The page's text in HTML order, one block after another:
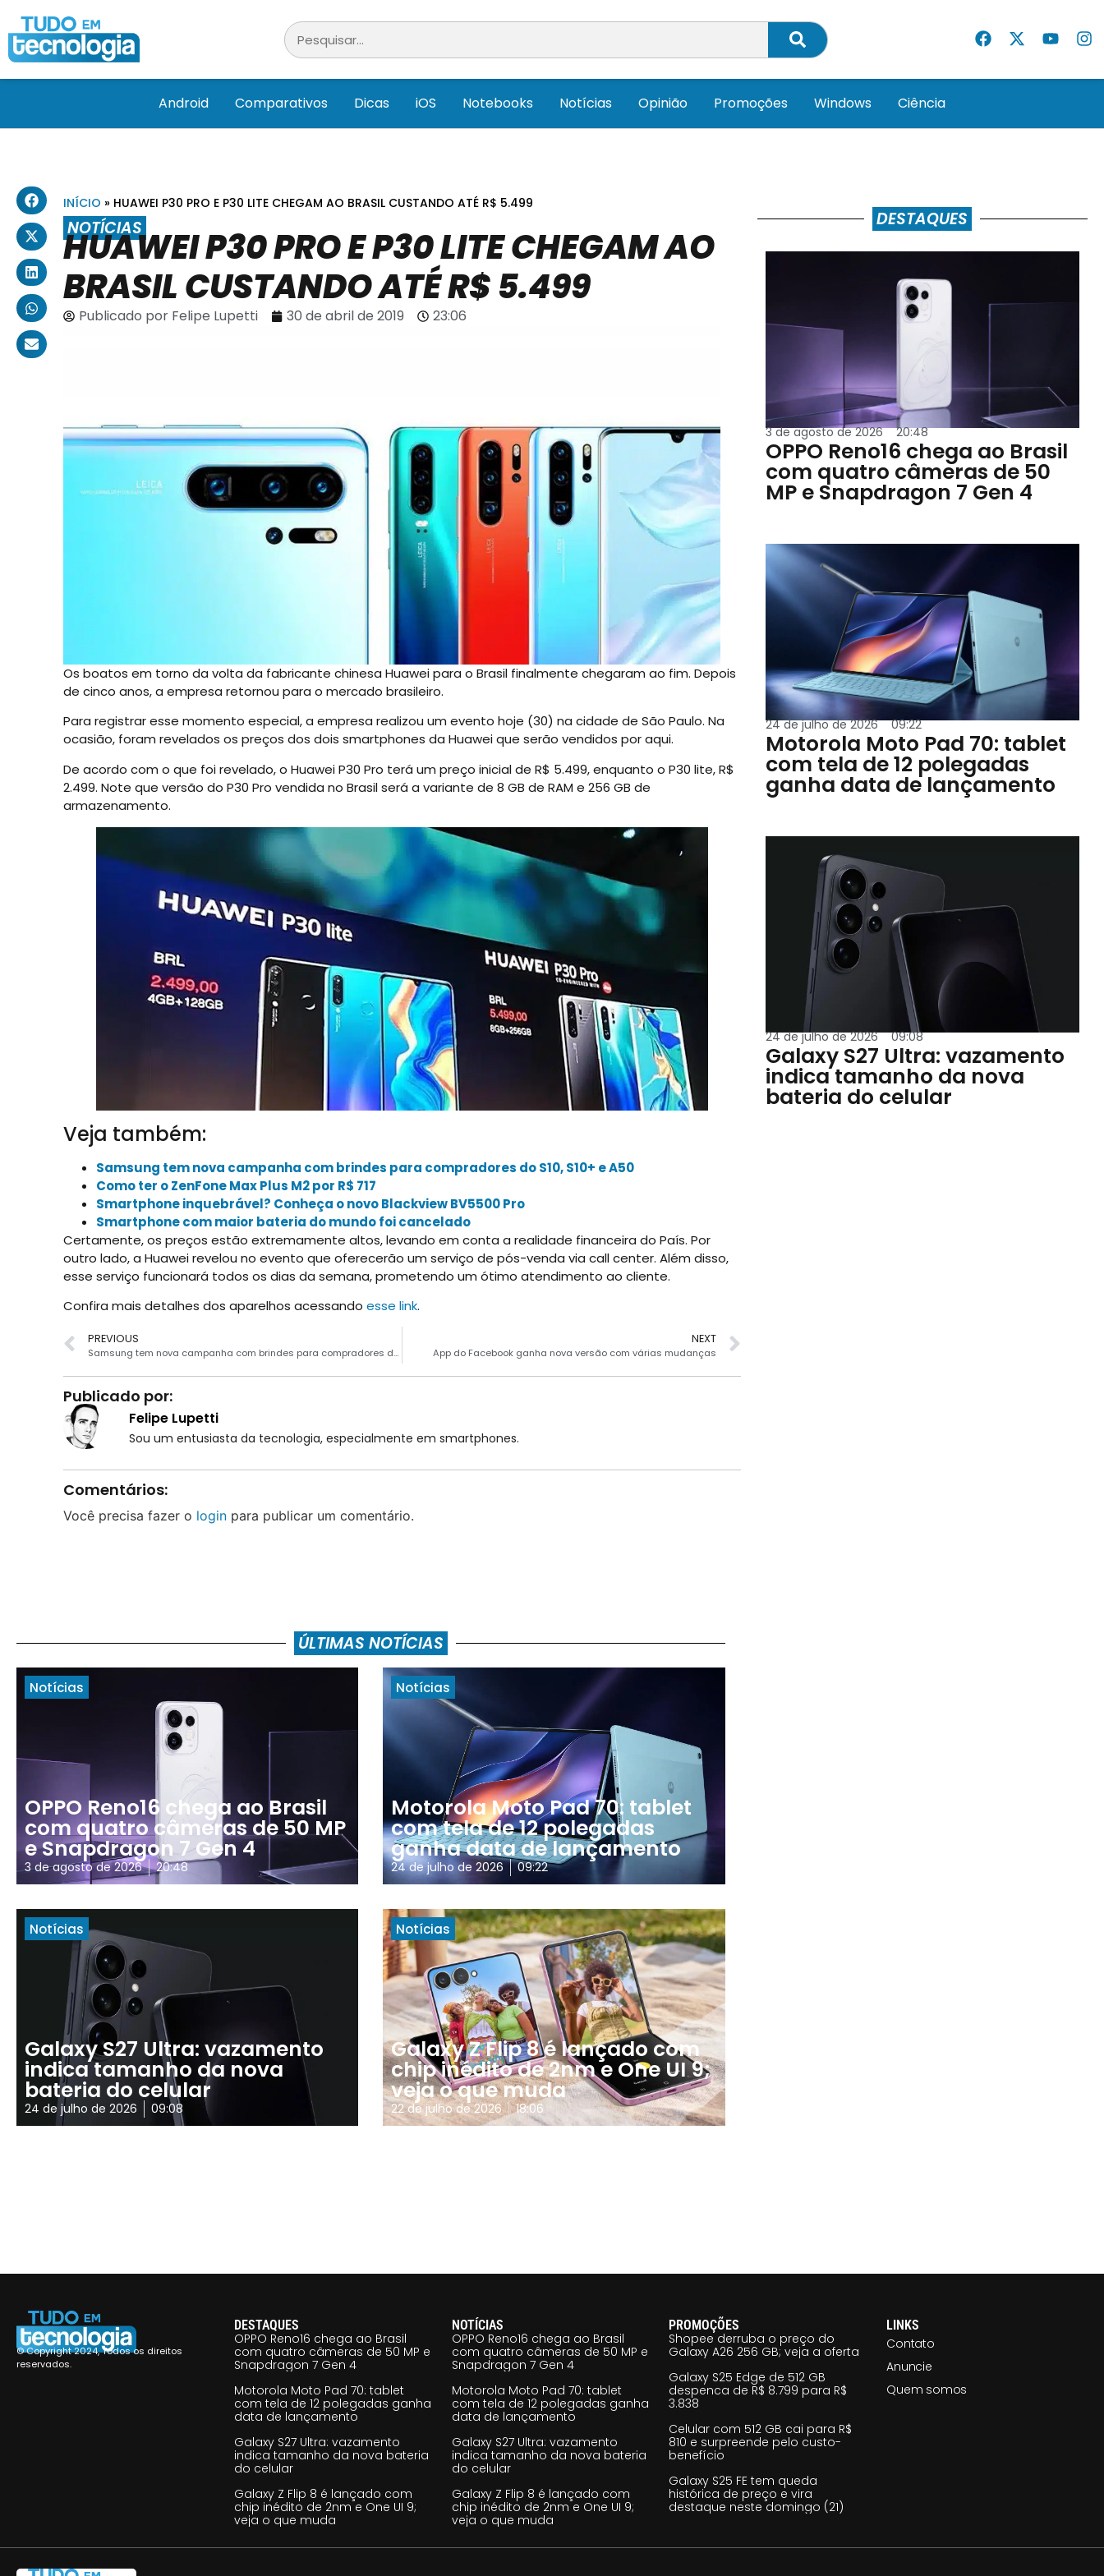
Android Comparativos Dicas iOS Notebooks Notícias Opinião Promoções Windows Ciência
INÍCIO » HUAWEI P30 PRO E P30 LITE CHEGAM AO BRASIL CUSTANDO ATÉ R$ 5.499
NOTÍCIAS
HUAWEI P30 PRO E P30 LITE CHEGAM AO
BRASIL CUSTANDO ATÉ R$ 5.499
Publicado porFelipe Lupetti 30 de abril de 2019 23:06
Os boatos em torno da volta da fabricante chinesa Huawei para o Brasil finalmente chegaram ao fim. Depois
de cinco anos, a empresa retornou para o mercado brasileiro.
Para registrar esse momento especial, a empresa realizou um evento hoje (30) na cidade de São Paulo. Na
ocasião, foram revelados os preços dos dois smartphones da Huawei que serão vendidos por aqui.
De acordo com o que foi revelado, o Huawei P30 Pro terá um preço inicial de R$ 5.499, enquanto o P30 lite, R$
2.499. Note que versão do P30 Pro vendida no Brasil será a variante de 8 GB de RAM e 256 GB de
armazenamento.
Veja também:
Samsung tem nova campanha com brindes para compradores do S10, S10+ e A50
Como ter o ZenFone Max Plus M2 por R$ 717
Smartphone inquebrável? Conheça o novo Blackview BV5500 Pro
Smartphone com maior bateria do mundo foi cancelado
Certamente, os preços estão extremamente altos, levando em conta a realidade financeira do País. Por
outro lado, a Huawei revelou no evento que oferecerão um serviço de pós-venda via call center. Além disso,
esse serviço funcionará todos os dias da semana, prometendo um ótimo atendimento ao cliente.
Confira mais detalhes dos aparelhos acessando esse link.
PREVIOUS
Samsung tem nova campanha com brindes para compradores do S10, S10+ e A50
NEXT
App do Facebook ganha nova versão com várias mudanças
Publicado por:
Felipe Lupetti
Sou um entusiasta da tecnologia, especialmente em smartphones.
Comentários:
Você precisa fazer o loginpara publicar um comentário.
DESTAQUES
3 de agosto de 2026 20:48
OPPO Reno16 chega ao Brasil
com quatro câmeras de 50
MP e Snapdragon 7 Gen 4
24 de julho de 2026 09:22
Motorola Moto Pad 70: tablet
com tela de 12 polegadas
ganha data de lançamento
24 de julho de 2026 09:08
Galaxy S27 Ultra: vazamento
indica tamanho da nova
bateria do celular
ÚLTIMAS NOTÍCIAS
Notícias
OPPO Reno16 chega ao Brasil
com quatro câmeras de 50 MP
e Snapdragon 7 Gen 4
3 de agosto de 2026 20:48
Notícias
Motorola Moto Pad 70: tablet
com tela de 12 polegadas
ganha data de lançamento
24 de julho de 2026 09:22
Notícias
Galaxy S27 Ultra: vazamento
indica tamanho da nova
bateria do celular
24 de julho de 2026 09:08
Notícias
Galaxy Z Flip 8 é lançado com
chip inédito de 2nm e One UI 9;
veja o que muda
22 de julho de 2026 18:06
© Copyright 2024, Todos os direitos
reservados.
DESTAQUES
OPPO Reno16 chega ao Brasil
com quatro câmeras de 50 MP e
Snapdragon 7 Gen 4
Motorola Moto Pad 70: tablet
com tela de 12 polegadas ganha
data de lançamento
Galaxy S27 Ultra: vazamento
indica tamanho da nova bateria
do celular
Galaxy Z Flip 8 é lançado com
chip inédito de 2nm e One UI 9;
veja o que muda
NOTÍCIAS
OPPO Reno16 chega ao Brasil
com quatro câmeras de 50 MP e
Snapdragon 7 Gen 4
Motorola Moto Pad 70: tablet
com tela de 12 polegadas ganha
data de lançamento
Galaxy S27 Ultra: vazamento
indica tamanho da nova bateria
do celular
Galaxy Z Flip 8 é lançado com
chip inédito de 2nm e One UI 9;
veja o que muda
PROMOÇÕES
Shopee derruba o preço do
Galaxy A26 256 GB; veja a oferta
Galaxy S25 Edge de 512 GB
despenca de R$ 8.799 para R$
3.838
Celular com 512 GB cai para R$
810 e surpreende pelo custo-
benefício
Galaxy S25 FE tem queda
histórica de preço e vira
destaque neste domingo (21)
LINKS
Contato
Anuncie
Quem somos